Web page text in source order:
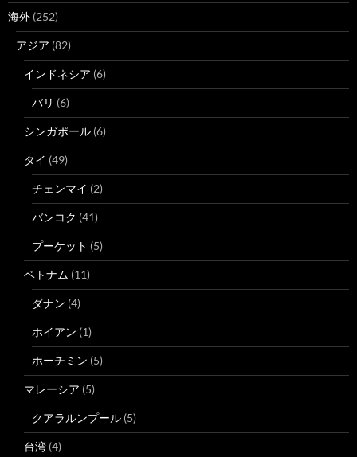
海外 (252)
アジア (82)
インドネシア (6)
バリ (6)
シンガポール (6)
タイ (49)
チェンマイ (2)
バンコク (41)
プーケット (5)
ベトナム (11)
ダナン (4)
ホイアン (1)
ホーチミン (5)
マレーシア (5)
クアラルンプール (5)
台湾 (4)